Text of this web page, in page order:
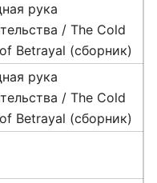
рука
/ The Cold
Betrayal (сборник)
рука
/ The Cold
Betrayal (сборник)